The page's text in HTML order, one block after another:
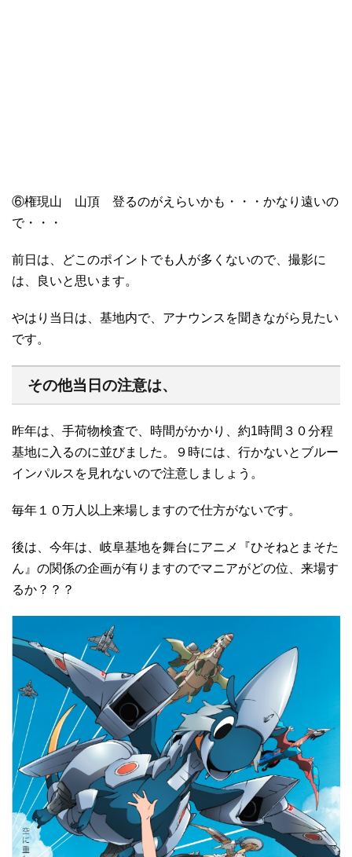
⑥権現山 山頂 登るのがえらいかも・・・かなり遠いの
で・・・
前日は、どこのポイントでも人が多くないので、撮影に
は、良いと思います。
やはり当日は、基地内で、アナウンスを聞きながら見たい
です。
その他当日の注意は、
昨年は、手荷物検査で、時間がかかり、約1時間３０分程
基地に入るのに並びました。９時には、行かないとブルー
インパルスを見れないので注意しましょう。
毎年１０万人以上来場しますので仕方がないです。
後は、今年は、岐阜基地を舞台にアニメ『ひそねとまそた
ん』の関係の企画が有りますのでマニアがどの位、来場す
るか？？？